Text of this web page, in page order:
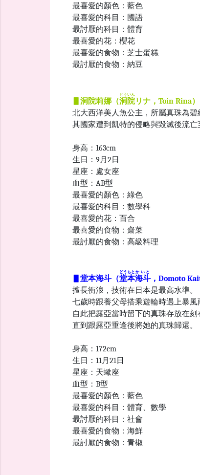
最喜愛的顏色：藍色
最喜愛的科目：國語
最討厭的科目：體育
最喜愛的花：櫻花
最喜愛的食物：芝士蛋糕
最討厭的食物：納豆
洞院莉娜 （洞院
とういん
リナ，Toin Rina
北大西洋美人魚公主，所屬真珠為
其國家遭到凱特的侵略與毀滅後流
身高：163cm
生日：9月2日
星座：處女座
血型：AB型
最喜愛的顏色：綠色
最喜愛的科目：數學科
最喜愛的花：百合
最喜愛的食物：齋菜
最討厭的食物：高級料理
堂本海斗（堂本
どうもと
海斗
かいと
，Domoto
擅長衝浪，技術在日本是最高水準。
七歲時跟養父母搭乘遊輪時遇上暴
自此把露亞當時留下的真珠存放在
直到跟露亞重逢後將她的真珠歸還。
身高：172cm
生日：11月21日
星座：天蠍座
血型：B型
最喜愛的顏色：藍色
最喜愛的科目：體育、數學
最討厭的科目：社會
最喜愛的食物：海鮮
最討厭的食物：青椒